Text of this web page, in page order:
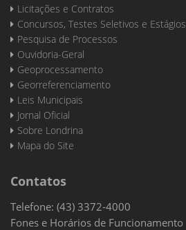
Licitações e Contratos
Concursos, Testes Seletivos e Estágios
Pesquisa de Processos
Ouvidoria-Geral
Geoprocessamento
Georreferenciamento
Leis Municipais
Jornal Oficial
Sobre Londrina
Mapa do Site
Contatos
Telefone: (43) 3372-4000
Fones e Horários de Funcionamento